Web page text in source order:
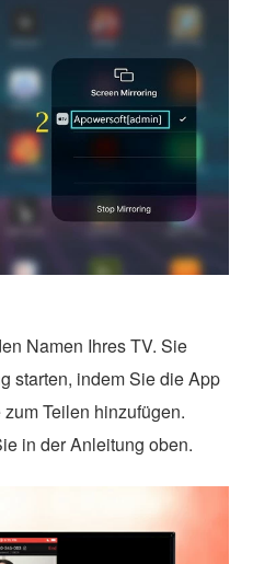
Namen Ihres TV. Sie
starten, indem Sie die App
Teilen hinzufügen.
in der Anleitung oben.